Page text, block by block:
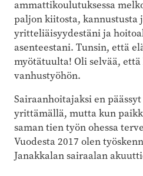
ammattikoulutuksessa
paljon kiitosta, kannustusta
yritteliäisyydestäni ja
asenteestani. Tunsin, että
myötätuulta! Oli selvää,
vanhustyöhön.
Sairaanhoitajaksi en
yrittämällä, mutta kun
saman tien työn ohessa
Vuodesta 2017 olen
Janakkalan sairaalan